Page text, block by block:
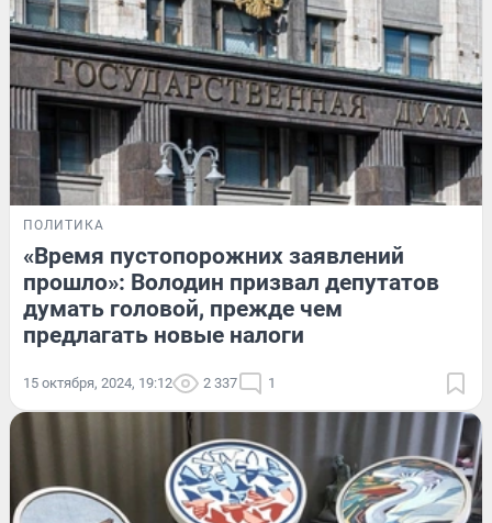
ПОЛИТИКА
«Время пустопорожних заявлений
прошло»: Володин призвал депутатов
думать головой, прежде чем
предлагать новые налоги
15 октября, 2024, 19:12 2 337 1